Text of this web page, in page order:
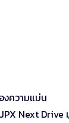
งความแม่น
Next Drive